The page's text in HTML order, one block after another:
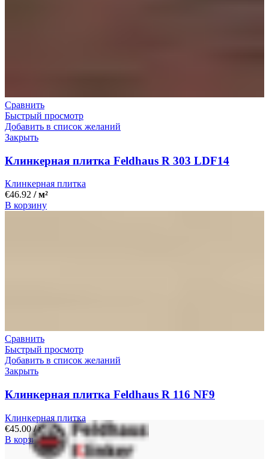
Сравнить
Быстрый просмотр
Добавить в список желаний
Закрыть
Клинкерная плитка Feldhaus R 303 LDF14
Клинкерная плитка
€46.92 / м²
В корзину
Сравнить
Быстрый просмотр
Добавить в список желаний
Закрыть
Клинкерная плитка Feldhaus R 116 NF9
Клинкерная плитка
€45.00/ м²
В корзину